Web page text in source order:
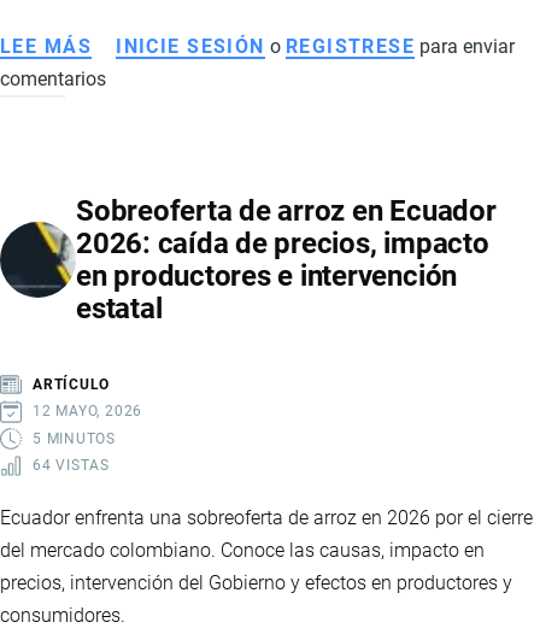
LEE MÁS SOBRE
PLAN
INTEGRAL
2025-
2029:
LA
DE
RUTA
DEL
INICIE SESIÓN o REGISTRESE para enviar
comentarios
Sobreoferta de arroz en Ecuador
2026: caída de precios, impacto
en productores e intervención
estatal
ARTÍCULO
12 MAYO, 2026
5 MINUTOS
64 VISTAS
Ecuador enfrenta una sobreoferta de arroz en 2026 por el cierre
del mercado colombiano. Conoce las causas, impacto en
precios, intervención del Gobierno y efectos en productores y
consumidores.